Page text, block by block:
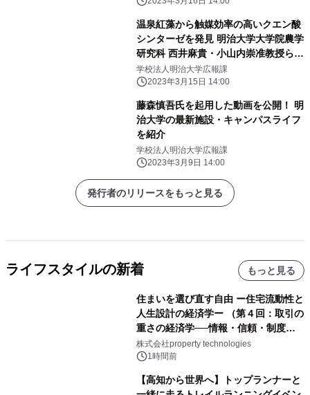
温泉紅藻から触媒効率の高いクエン酸
シンターゼを発見 明治大学大学院農学
研究科 西井麻貴・小山内崇准教授らの
研究グループ
学校法人明治大学広報課
2023年3月15日 14:00
藤森慎吾氏を起用した動画を公開！ 明
治大学の最新施設・キャンパスライフ
を紹介
学校法人明治大学広報課
2023年3月9日 14:00
発行者のリリースをもっと見る
ライフスタイルの新着 もっと見る
住まいを選び直す自由 ー住宅流動性と
人生設計の経済学ー （第４回：取引の
重さの経済学──情報・信頼・制度を
PropTechはどう組み替えるか）｜
PropTech-Lab
株式会社property technologies
1時間前
【高知から世界へ】トップランナーと